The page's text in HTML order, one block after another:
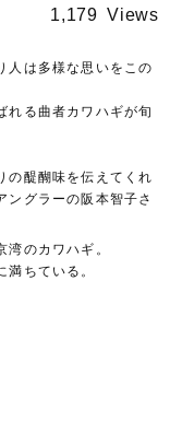
1,179
人は多様な思いをこの
れる曲者カワハギが旬
の醍醐味を伝えてくれ
ングラーの阪本智子さ
のカワハギ。
ちている。